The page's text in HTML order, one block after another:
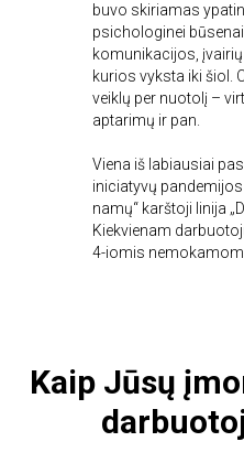
buvo skiriamas
psichologinei
komunikacijos,
kurios vyksta iki šiol.
veiklų per nuotolį –
aptarimų ir pan.
Viena iš labiausiai
iniciatyvų
namų“ karštoji linija
Kiekvienam
4-iomis
Kaip Jūsų